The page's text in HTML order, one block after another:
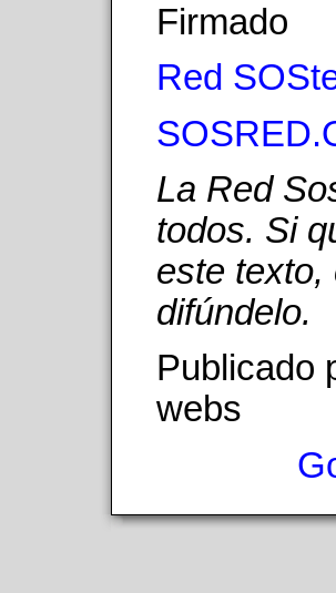
Firmado
Red
La Red
todos. Si
este texto,
difúndelo.
Publicado
webs